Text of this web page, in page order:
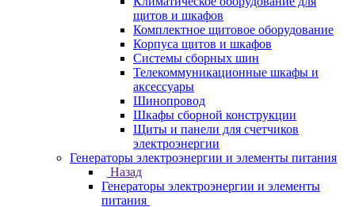
щитов и шкафов
Комплектное щитовое оборудование
Корпуса щитов и шкафов
Системы сборных шин
Телекоммуникационные шкафы и
аксессуары
Шинопровод
Шкафы сборной конструкции
Щиты и панели для счетчиков
электроэнергии
Генераторы электроэнергии и элементы питания
Назад
Генераторы электроэнергии и элементы
питания